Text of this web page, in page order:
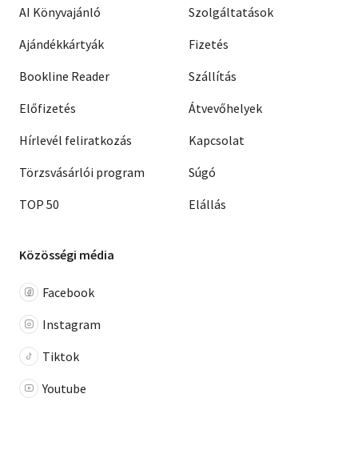
AI Könyvajánló
Ajándékkártyák
Bookline Reader
Előfizetés
Hírlevél feliratkozás
Törzsvásárlói program
TOP 50
Szolgáltatások
Fizetés
Szállítás
Átvevőhelyek
Kapcsolat
Súgó
Elállás
Közösségi média
Facebook
Instagram
Tiktok
Youtube